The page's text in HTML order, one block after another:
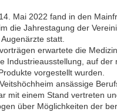
Mai 2022 fand in den
die Jahrestagung der
statt.
erwartete die
Industrieausstellung, auf der
vorgestellt wurden.
ansässige
mit einem Stand vertreten
über Möglichkeiten der